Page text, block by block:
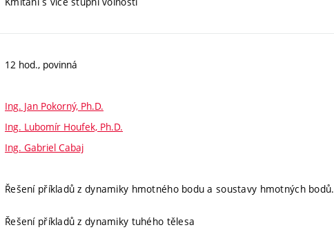
12 hod., povinná
Ing. Jan Pokorný, Ph.D.
Ing. Lubomír Houfek, Ph.D.
Ing. Gabriel Cabaj
Řešení příkladů z dynamiky hmotného bodu a soustavy hmotných bodů.
Řešení příkladů z dynamiky tuhého tělesa